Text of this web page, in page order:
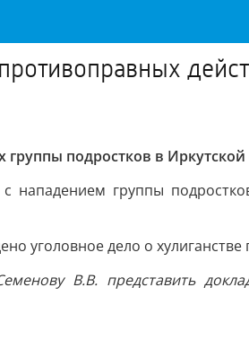
подростков в Иркутской
группы
уголовное дело о хулиганстве
В.В. представить